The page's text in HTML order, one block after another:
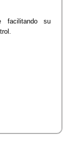
facilitando su